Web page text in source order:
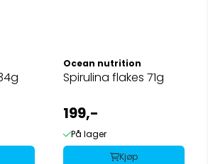
Ocean nutrition
Spirulina flakes 71g
199,-
På lager
Kjøp